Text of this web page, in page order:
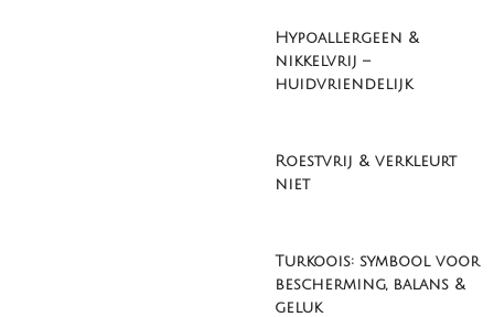
Hypoallergeen &
nikkelvrij –
huidvriendelijk
Roestvrij & verkleurt
niet
Turkoois: symbool voor
bescherming, balans &
geluk